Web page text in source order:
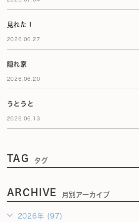
見れた！
2026.06.27
隠れ家
2026.06.20
うとうと
2026.06.13
TAG タグ
ARCHIVE 月別アーカイブ
2026年 (97)